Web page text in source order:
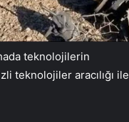
teknolojilerin
teknolojiler aracılığı ile